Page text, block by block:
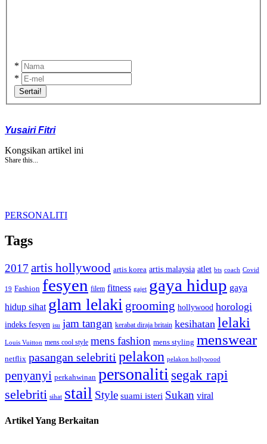
*
*
Sertai!
Yusairi Fitri
Kongsikan artikel ini
Share this...
PERSONALITI
Tags
2017 artis hollywood artis korea artis malaysia atlet bts coach Covid
19 Fashion fesyen filem fitness gajet gaya hidup gaya
hidup sihat glam lelaki grooming hollywood horologi
indeks fesyen isu jam tangan kerabat diraja britain kesihatan lelaki
Louis Vuitton mens cool style mens fashion mens styling menswear
netflix pasangan selebriti pelakon pelakon hollywood
penyanyi perkahwinan personaliti segak rapi
selebriti sihat stail Style suami isteri Sukan viral
Artikel Yang Berkaitan